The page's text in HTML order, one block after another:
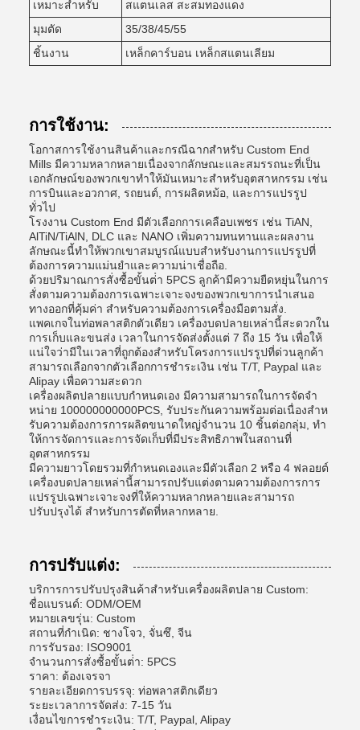
เหมาะสําหรับ
สแตนเลส สะสมทองแดง
มุมตัด
35/38/45/55
ชิ้นงาน
เหล็กคาร์บอน เหล็กสแตนเลียม
การใช้งาน:
โอกาสการใช้งานสินค้าและกรณีฉากสําหรับ Custom End
Mills มีความหลากหลายเนื่องจากลักษณะและสมรรถนะที่เป็น
เอกลักษณ์ของพวกเขาทําให้มันเหมาะสําหรับอุตสาหกรรม เช่น
การบินและอวกาศ, รถยนต์, การผลิตหม้อ, และการแปรรูป
ทั่วไป
โรงงาน Custom End มีตัวเลือกการเคลือบเพชร เช่น TiAN,
AlTiN/TiAlN, DLC และ NANO เพิ่มความทนทานและผลงาน
ลักษณะนี้ทําให้พวกเขาสมบูรณ์แบบสําหรับงานการแปรรูปที่
ต้องการความแม่นยําและความน่าเชื่อถือ.
ด้วยปริมาณการสั่งซื้อขั้นต่ํา 5PCS ลูกค้ามีความยืดหยุ่นในการ
สั่งตามความต้องการเฉพาะเจาะจงของพวกเขาการนําเสนอ
ทางออกที่คุ้มค่า สําหรับความต้องการเครื่องมือตามสั่ง.
แพคเกจในท่อพลาสติกตัวเดียว เครื่องบดปลายเหล่านี้สะดวกใน
การเก็บและขนส่ง เวลาในการจัดส่งตั้งแต่ 7 ถึง 15 วัน เพื่อให้
แน่ใจว่ามีในเวลาที่ถูกต้องสําหรับโครงการแปรรูปที่ด่วนลูกค้า
สามารถเลือกจากตัวเลือกการชําระเงิน เช่น T/T, Paypal และ
Alipay เพื่อความสะดวก
เครื่องผลิตปลายแบบกําหนดเอง มีความสามารถในการจัดจํา
หน่าย 100000000000PCS, รับประกันความพร้อมต่อเนื่องสําห
รับความต้องการการผลิตขนาดใหญ่จํานวน 10 ชิ้นต่อกลุ่ม, ทํา
ให้การจัดการและการจัดเก็บที่มีประสิทธิภาพในสถานที่
อุตสาหกรรม
มีความยาวโดยรวมที่กําหนดเองและมีตัวเลือก 2 หรือ 4 ฟลอยต์
เครื่องบดปลายเหล่านี้สามารถปรับแต่งตามความต้องการการ
แปรรูปเฉพาะเจาะจงที่ให้ความหลากหลายและสามารถ
ปรับปรุงได้ สําหรับการตัดที่หลากหลาย.
การปรับแต่ง:
บริการการปรับปรุงสินค้าสําหรับเครื่องผลิตปลาย Custom:
ชื่อแบรนด์: ODM/OEM
หมายเลขรุ่น: Custom
สถานที่กําเนิด: ชางโจว, จั่นซึ, จีน
การรับรอง: ISO9001
จํานวนการสั่งซื้อขั้นต่ํา: 5PCS
ราคา: ต้องเจรจา
รายละเอียดการบรรจุ: ท่อพลาสติกเดียว
ระยะเวลาการจัดส่ง: 7-15 วัน
เงื่อนไขการชําระเงิน: T/T, Paypal, Alipay